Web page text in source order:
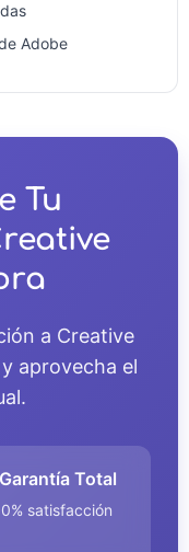
Adobe
Tu
a Creative
aprovecha el
Total
satisfacción